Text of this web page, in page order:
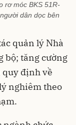
rơ móc BKS 51R-
dân dọc bên
quản lý Nhà
bộ; tăng cường
định về
nghiêm theo